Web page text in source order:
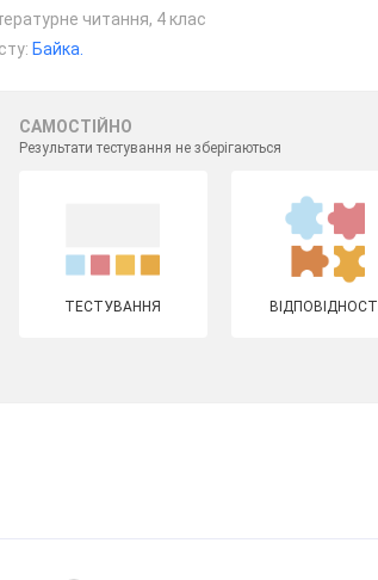
читання, 4 клас
Байка.
САМОСТІЙНО
Результати тестування не зберігаються
ТЕСТУВАННЯ ВІДПОВІДНОСТІ